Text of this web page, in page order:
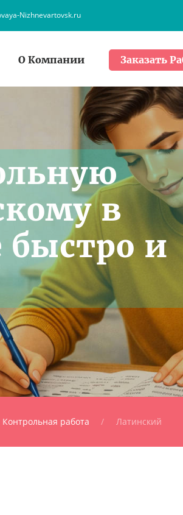
Nizhnevartovsk.ru
О Компании Заказать
в
и
Контрольная работа Латинский